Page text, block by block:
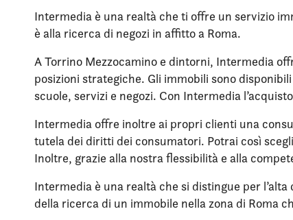
Intermedia è una realtà che ti offre un servizio
è alla ricerca di negozi in affitto a Roma.
A Torrino Mezzocamino e dintorni, Intermedia
posizioni strategiche. Gli immobili sono
scuole, servizi e negozi. Con Intermedia
Intermedia offre inoltre ai propri clienti una
tutela dei diritti dei consumatori. Potrai così
Inoltre, grazie alla nostra flessibilità e alla
Intermedia è una realtà che si distingue per
della ricerca di un immobile nella zona di Roma